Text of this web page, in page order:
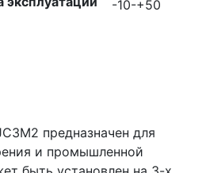
-10-+50
предназначен для
и промышленной